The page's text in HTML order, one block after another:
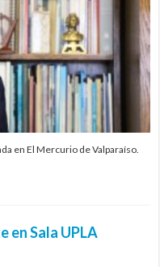
en El Mercurio de Valparaíso.
en Sala UPLA